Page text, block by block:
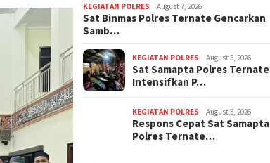
KEGIATAN POLRES August 7, 2026
Sat Binmas Polres Ternate Gencarkan
Samb…
KEGIATAN POLRES August 5, 2026
Sat Samapta Polres Ternate
Intensifkan P…
KEGIATAN POLRES August 5, 2026
Respons Cepat Sat Samapta
Polres Ternate…